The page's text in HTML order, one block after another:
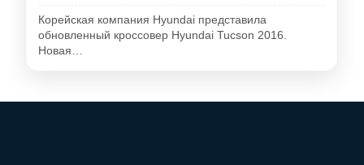
Корейская компания Hyundai представила
обновленный кроссовер Hyundai Tucson 2016.
Новая…